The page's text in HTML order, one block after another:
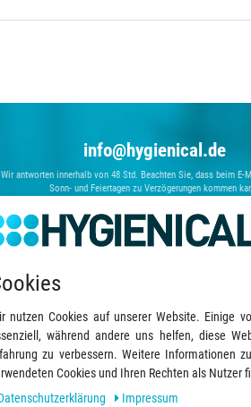
info@hygienical.de
Wir antworten innerhalb von 48 Std. Beachten Sie, dass beim E-
Sonn- und Feiertagen zu Verzögerungen kommen
uns
& -kosten
Abonnieren Sie
Sonderaktionen
E-MAIL **
nutzen Cookies auf unserer Website. Einige
während andere uns helfen, diese
zu verbessern. Weitere Informationen
Cookies und Ihren Rechten als Nutzer
Impressum